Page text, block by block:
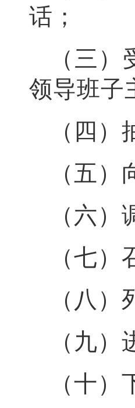
话；
（三
领导班子
（四
（五
（六
（七
（八
（九
（十